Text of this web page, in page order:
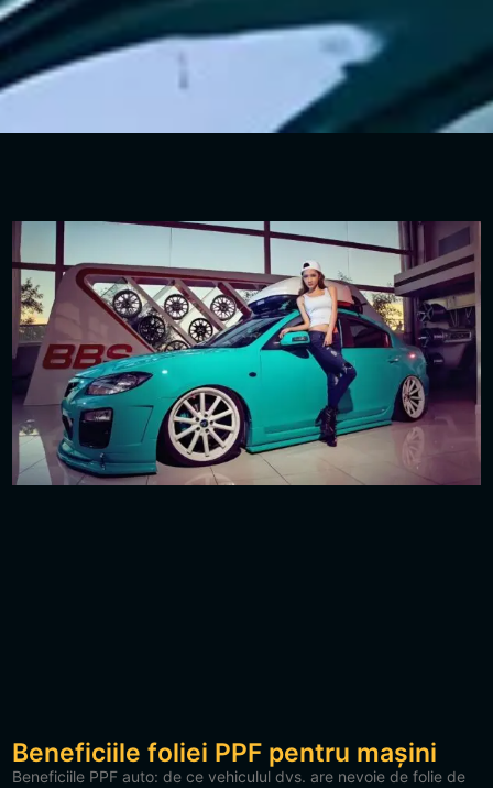
Beneficiile foliei PPF pentru mașini
Beneficiile PPF auto: de ce vehiculul dvs. are nevoie de folie de